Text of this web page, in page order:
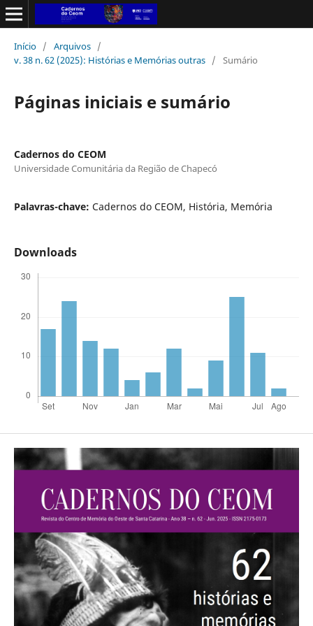
Início / Arquivos /
v. 38 n. 62 (2025): Histórias e Memórias outras / Sumário
Páginas iniciais e sumário
Cadernos do CEOM
Universidade Comunitária da Região de Chapecó
Palavras-chave: Cadernos do CEOM, História, Memória
Downloads